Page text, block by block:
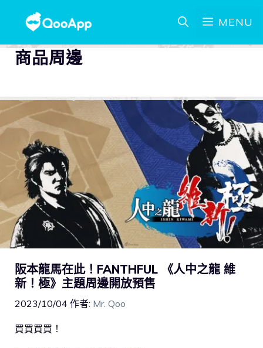
MENU
商品周邊
阪本龍馬在此！FANTHFUL 《人中之龍 維
新！極》主題周邊開放預售
2023/10/04 作者: Mr. Qoo
買買買買！